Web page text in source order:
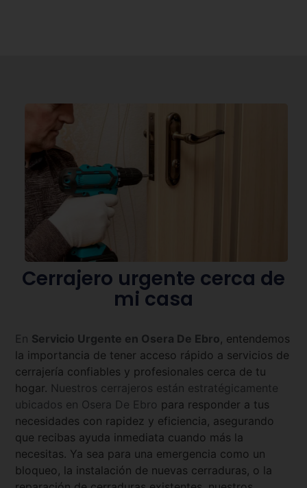
Cerrajero urgente cerca de
mi casa
En Servicio Urgente en Osera De Ebro , entendemos
la importancia de tener acceso rápido a servicios de
cerrajería confiables y profesionales cerca de tu
hogar. Nuestros cerrajeros están estratégicamente
ubicados en Osera De Ebro para responder a tus
necesidades con rapidez y eficiencia, asegurando
que recibas ayuda inmediata cuando más la
necesitas. Ya sea para una emergencia como un
bloqueo, la instalación de nuevas cerraduras, o la